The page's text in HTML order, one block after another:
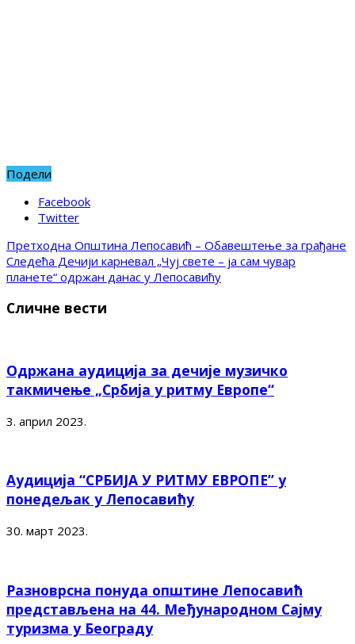
Подели
Facebook
Twitter
Претходна Општина Лепосавић – Oбавештење за грађане
Следећа Дечији карневал „Чуј свете – ја сам чувар
планете“ одржан данас у Лепосавићу
Сличне вести
Одржана аудиција за дечије музичко
такмичење „Србија у ритму Европе“
3. април 2023.
Аудиција “СРБИЈА У РИТМУ ЕВРОПЕ” у
понедељак у Лепосавићу
30. март 2023.
Разноврсна понуда општине Лепосавић
представљена на 44. Међународном Сајму
туризма у Београду